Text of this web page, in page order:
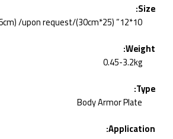
Size:
10*12” (25*30cm)/11*14(28*36cm) /upon request
Weight:
0.45-3.2kg
Type:
Body Armor Plate
Application: